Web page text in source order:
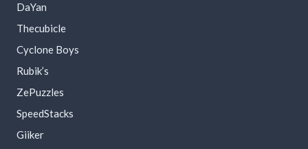
DaYan
Thecubicle
Cyclone Boys
Rubik’s
ZePuzzles
SpeedStacks
Giiker